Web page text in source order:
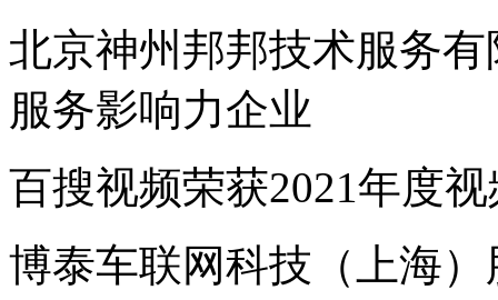
北京神州邦邦技术服务
服务影响力企业
百搜视频荣获2021年度
博泰车联网科技（上海